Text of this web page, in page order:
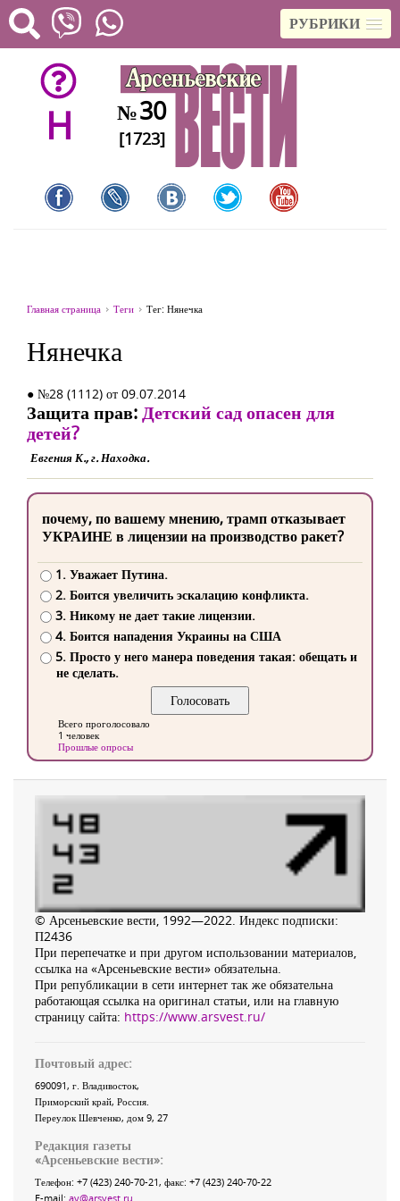
РУБРИКИ
H №30
[1723]
Главная страница Теги Тег: Нянечка
Нянечка
● №28 (1112) от 09.07.2014
Защита прав:Детский сад опасен для
детей?
Евгения К., г. Находка.
почему, по вашему мнению, трамп отказывает
УКРАИНЕ в лицензии на производство ракет?
1. Уважает Путина.
2. Боится увеличить эскалацию конфликта.
3. Никому не дает такие лицензии.
4. Боится нападения Украины на США
5. Просто у него манера поведения такая: обещать и
не сделать.
Всего проголосовало
1 человек
Прошлые опросы
© Арсеньевские вести, 1992—2022. Индекс подписки:
П2436
При перепечатке и при другом использовании материалов,
ссылка на «Арсеньевские вести» обязательна.
При републикации в сети интернет так же обязательна
работающая ссылка на оригинал статьи, или на главную
страницу сайта: https://www.arsvest.ru/
Почтовый адрес:
690091, г. Владивосток,
Приморский край, Россия
Переулок Шевченко, дом 9, 27
Редакция газеты
«Арсеньевские вести»:
Телефон: +7 (423) 240-70-21, факс: +7 (423) 240-70-22
E-mail: av@arsvest.ru